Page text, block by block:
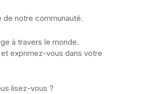
notre communauté.
à travers le monde.
exprimez-vous dans votre
lisez-vous ?